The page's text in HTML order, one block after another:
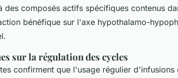
des composés actifs spécifiques contenus
bénéfique sur l'axe hypothalamo-
sur la régulation des cycles
confirment que l'usage régulier d'infusions